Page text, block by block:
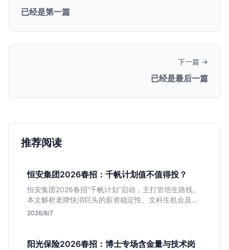
已经是第一篇
下一篇 →
已经是最后一篇
推荐阅读
恒安集团2026春招：千帆计划值不值得投？
恒安集团2026春招“千帆计划”启动，主打管培生路线。
本文解析老牌快消巨头的薪资稳定性、文科生机会及决
策链条长的局限，帮你判断是否值得投递。
2026/8/7
阳光保险2026春招：博士专场含金量与技术岗